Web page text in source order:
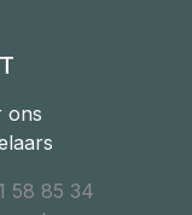
ons
58 85 34